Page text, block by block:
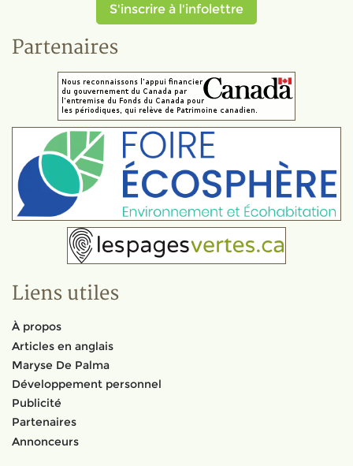
S'inscrire à l'infolettre
Partenaires
Liens utiles
À propos
Articles en anglais
Maryse De Palma
Développement personnel
Publicité
Partenaires
Annonceurs